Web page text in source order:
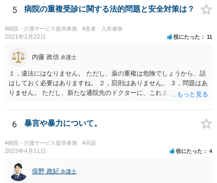
違法とは断じきれないですね。 あなたが罪になることは、まったくあ
りません。 やめるなら、２週間ルールにのっとってやめたほう がいい
でしょう。
5 病院の重複受診に関する法的問題と安全対策は？
#病院・介護サービス提供者側 #患者・入所者側
2021年2月22日 役にたった 11
内藤 政信 弁護士
１，違法にはなりません。 ただし、薬の重複は危険でしょうから、話
はしておく必要はありますね。 ２，罰則はありません。 ３，問題はあ
りません。 ただし、新たな通院先のドクターに、これまでの経緯を話
6 暴言や暴力について。
#病院・介護サービス提供者側 #示談
2023年4月11日 役にたった 4
俣野 政紀 弁護士